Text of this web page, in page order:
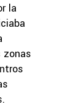
la
zonas